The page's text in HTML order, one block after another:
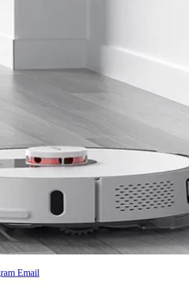
Email